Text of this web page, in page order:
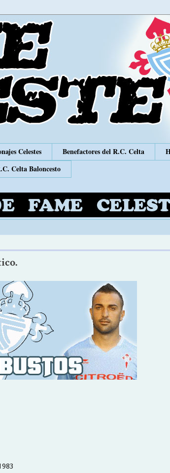
Celestes Benefactores del R.C. Celta
Celta Baloncesto